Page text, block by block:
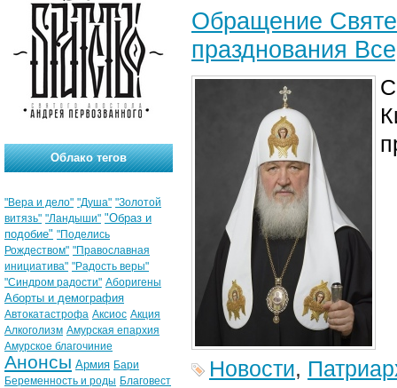
Обращение
празднования
Новости,
Облако тегов
"Вера и дело" "Душа" "Золотой
витязь" "Ландыши" "Образ и
подобие" "Поделись
Рождеством" "Православная
инициатива" "Радость веры"
"Синдром радости" Аборигены
Аборты и демография
Автокатастрофа Аксиос Акция
Алкоголизм Амурская епархия
Амурское благочиние
Анонсы Армия Бари
Беременность и роды Благовест